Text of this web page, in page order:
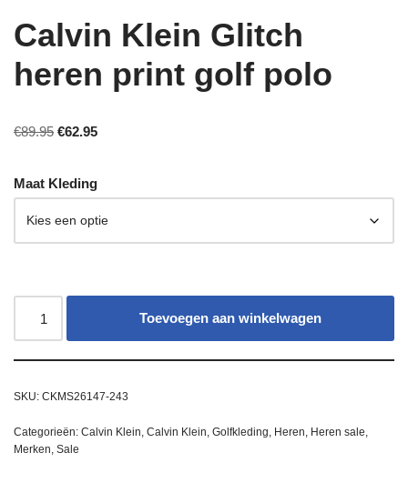
Calvin Klein Glitch
heren print golf polo
€89.95 €62.95
Maat Kleding
Toevoegen aan winkelwagen
SKU: CKMS26147-243
Categorieën: Calvin Klein, Calvin Klein, Golfkleding, Heren, Heren sale,
Merken, Sale